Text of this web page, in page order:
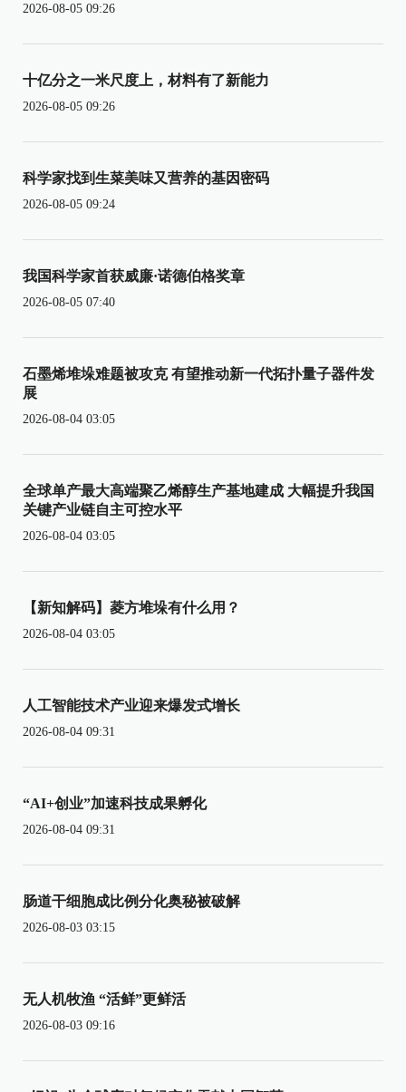
2026-08-05 09:26
十亿分之一米尺度上，材料有了新能力
2026-08-05 09:26
科学家找到生菜美味又营养的基因密码
2026-08-05 09:24
我国科学家首获威廉·诺德伯格奖章
2026-08-05 07:40
石墨烯堆垛难题被攻克 有望推动新一代拓扑量子器件发
展
2026-08-04 03:05
全球单产最大高端聚乙烯醇生产基地建成 大幅提升我国
关键产业链自主可控水平
2026-08-04 03:05
【新知解码】菱方堆垛有什么用？
2026-08-04 03:05
人工智能技术产业迎来爆发式增长
2026-08-04 09:31
“AI+创业”加速科技成果孵化
2026-08-04 09:31
肠道干细胞成比例分化奥秘被破解
2026-08-03 03:15
无人机牧渔 “活鲜”更鲜活
2026-08-03 09:16